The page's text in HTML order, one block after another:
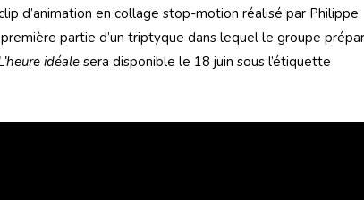
d’animation en collage stop-motion réalisé par Philippe
partie d’un triptyque dans lequel le groupe
idéale sera disponible le 18 juin sous l’étiquette